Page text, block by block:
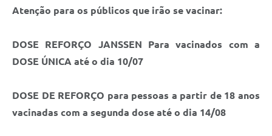
Atenção para os públicos que irão se vacinar:
DOSE REFORÇO JANSSEN Para vacinados com a
DOSE ÚNICA até o dia 10/07
DOSE DE REFORÇO para pessoas a partir de 18 anos
vacinadas com a segunda dose até o dia 14/08